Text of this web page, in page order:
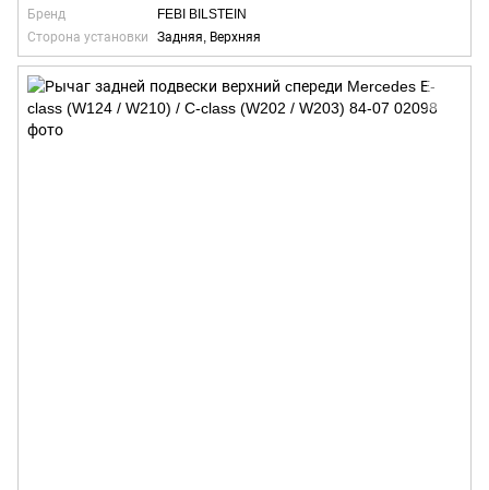
Бренд
FEBI BILSTEIN
Сторона установки
Задняя, Верхняя